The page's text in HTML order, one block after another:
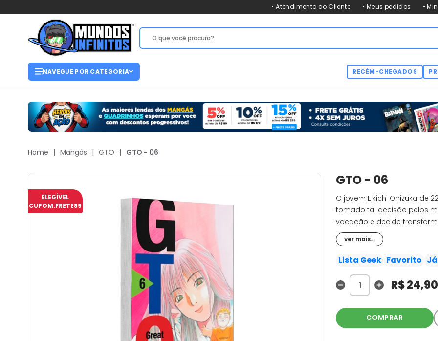
• Atendimento ao Cliente • Meus pedidos •
NAVEGUE POR CATEGORIA RECÉM-CHEGADOS
Home | Mangás | GTO | GTO - 06
ELEGÍVEL
CUPOM:FRETE89
GTO - 06
O jovem Eikichi Onizuka de
tomado tal decisão pelos
vocação e decide
O problema é que os
ele sempre se mete em
alunos mais problemáticos
erros e se enfiar nas
ver mais...
Lista Geek Favorito
R$ 24,90
COMPRAR